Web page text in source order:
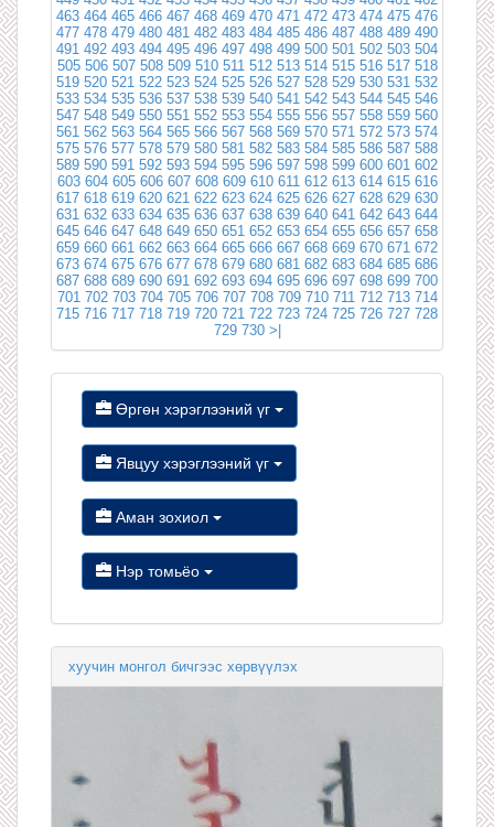
463 464 465 466 467 468 469 470 471 472 473 474 475 476
477 478 479 480 481 482 483 484 485 486 487 488 489 490
491 492 493 494 495 496 497 498 499 500 501 502 503 504
505 506 507 508 509 510 511 512 513 514 515 516 517 518
519 520 521 522 523 524 525 526 527 528 529 530 531 532
533 534 535 536 537 538 539 540 541 542 543 544 545 546
547 548 549 550 551 552 553 554 555 556 557 558 559 560
561 562 563 564 565 566 567 568 569 570 571 572 573 574
575 576 577 578 579 580 581 582 583 584 585 586 587 588
589 590 591 592 593 594 595 596 597 598 599 600 601 602
603 604 605 606 607 608 609 610 611 612 613 614 615 616
617 618 619 620 621 622 623 624 625 626 627 628 629 630
631 632 633 634 635 636 637 638 639 640 641 642 643 644
645 646 647 648 649 650 651 652 653 654 655 656 657 658
659 660 661 662 663 664 665 666 667 668 669 670 671 672
673 674 675 676 677 678 679 680 681 682 683 684 685 686
687 688 689 690 691 692 693 694 695 696 697 698 699 700
701 702 703 704 705 706 707 708 709 710 711 712 713 714
715 716 717 718 719 720 721 722 723 724 725 726 727 728
729 730 >|
Өргөн хэрэглээний үг
Явцуу хэрэглээний үг
Аман зохиол
Нэр томьёо
хуучин монгол бичгээс хөрвүүлэх